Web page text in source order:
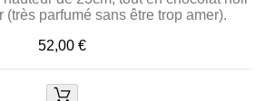
(très parfumé sans être trop amer).
52,00 €Prix